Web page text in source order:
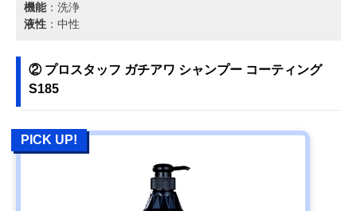
機能：洗浄
液性 ：中性
② プロスタッフ ガチアワ シャンプー コーティング
S185
PICK UP!